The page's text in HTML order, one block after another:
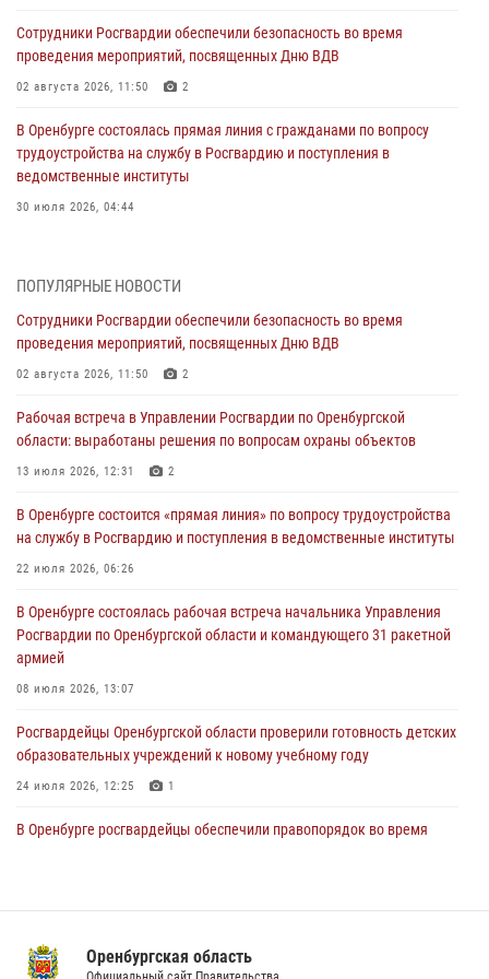
Сотрудники Росгвардии обеспечили безопасность во время
проведения мероприятий, посвященных Дню ВДВ
02 августа 2026, 11:50 2
В Оренбурге состоялась прямая линия с гражданами по вопросу
трудоустройства на службу в Росгвардию и поступления в
ведомственные институты
30 июля 2026, 04:44
28 июля 2026, 09:41 1
Росгвардейцы обеспечили правопорядок на праздновании Дня
ВМФ в Оренбурге
27 июля 2026, 14:36 2
Росгвардейцы предотвратили трагедию: спасен мужчина в тяжелой
жизненной ситуации (ВИДЕО)
26 июля 2026, 14:45 1
Росгвардейцы Оренбургской области проверили готовность детских
образовательных учреждений к новому учебному году
24 июля 2026, 12:25
При силовой поддержке ОМОН «Кобра» Росгвардии в Оренбурге
проведён рейд по строительным объектам
23 июля 2026, 10:47
ПОПУЛЯРНЫЕ НОВОСТИ
Сотрудники Росгвардии обеспечили безопасность во время
проведения мероприятий, посвященных Дню ВДВ
02 августа 2026, 11:50 2
Рабочая встреча в Управлении Росгвардии по Оренбургской
области: выработаны решения по вопросам охраны объектов
13 июля 2026, 12:31 2
В Оренбурге состоится «прямая линия» по вопросу трудоустройства
на службу в Росгвардию и поступления в ведомственные институты
22 июля 2026, 06:26
В Оренбурге состоялась рабочая встреча начальника Управления
Росгвардии по Оренбургской области и командующего 31 ракетной
армией
08 июля 2026, 13:07
Росгвардейцы Оренбургской области проверили готовность детских
образовательных учреждений к новому учебному году
24 июля 2026, 12:25 1
В Оренбурге росгвардейцы обеспечили правопорядок во время
08 июля 2026, 12:58 4
Оренбургская область